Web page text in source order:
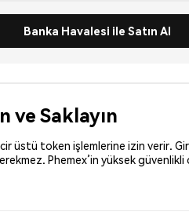
Banka Havalesi ile Satın Al
ve Saklayın
üstü token işlemlerine izin verir.
Phemex’in yüksek